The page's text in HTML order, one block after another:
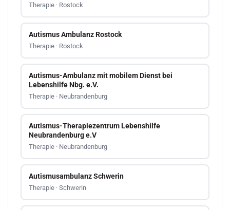
Therapie · Rostock
Autismus Ambulanz Rostock
Therapie · Rostock
Autismus-Ambulanz mit mobilem Dienst bei
Lebenshilfe Nbg. e.V.
Therapie · Neubrandenburg
Autismus-Therapiezentrum Lebenshilfe
Neubrandenburg e.V
Therapie · Neubrandenburg
Autismusambulanz Schwerin
Therapie · Schwerin